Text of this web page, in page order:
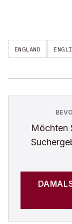
ENGLAND
Möchten